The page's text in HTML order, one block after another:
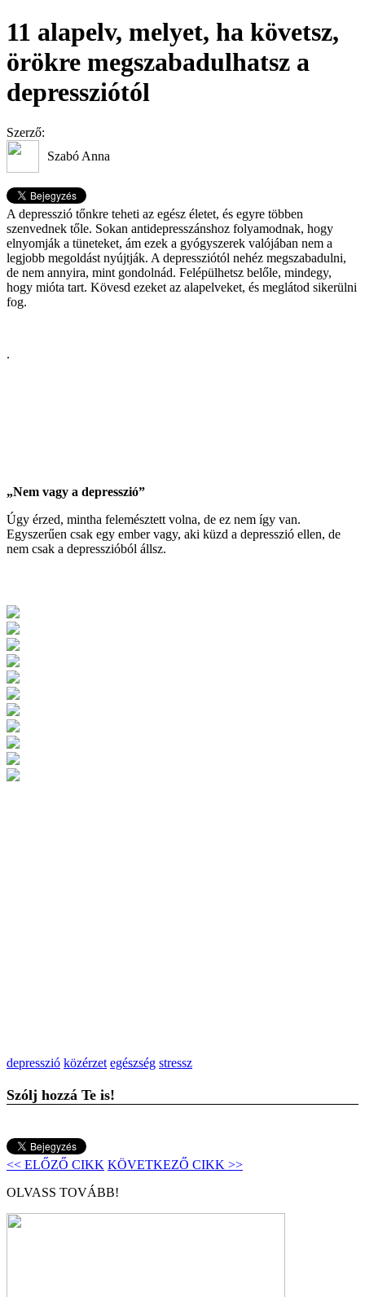
11 alapelv, melyet, ha követsz,
örökre megszabadulhatsz a
depressziótól
Szerző:
Szabó Anna
A depresszió tőnkre teheti az egész életet, és egyre többen
szenvednek tőle. Sokan antidepresszánshoz folyamodnak, hogy
elnyomják a tüneteket, ám ezek a gyógyszerek valójában nem a
legjobb megoldást nyújtják. A depressziótól nehéz megszabadulni,
de nem annyira, mint gondolnád. Felépülhetsz belőle, mindegy,
hogy mióta tart. Kövesd ezeket az alapelveket, és meglátod sikerülni
fog.
.
„Nem vagy a depresszió”
Úgy érzed, mintha felemésztett volna, de ez nem így van.
Egyszerűen csak egy ember vagy, aki küzd a depresszió ellen, de
nem csak a depresszióból állsz.
depresszió közérzet egészség stressz
Szólj hozzá Te is!
<< ELŐZŐ CIKK KÖVETKEZŐ CIKK >>
OLVASS TOVÁBB!